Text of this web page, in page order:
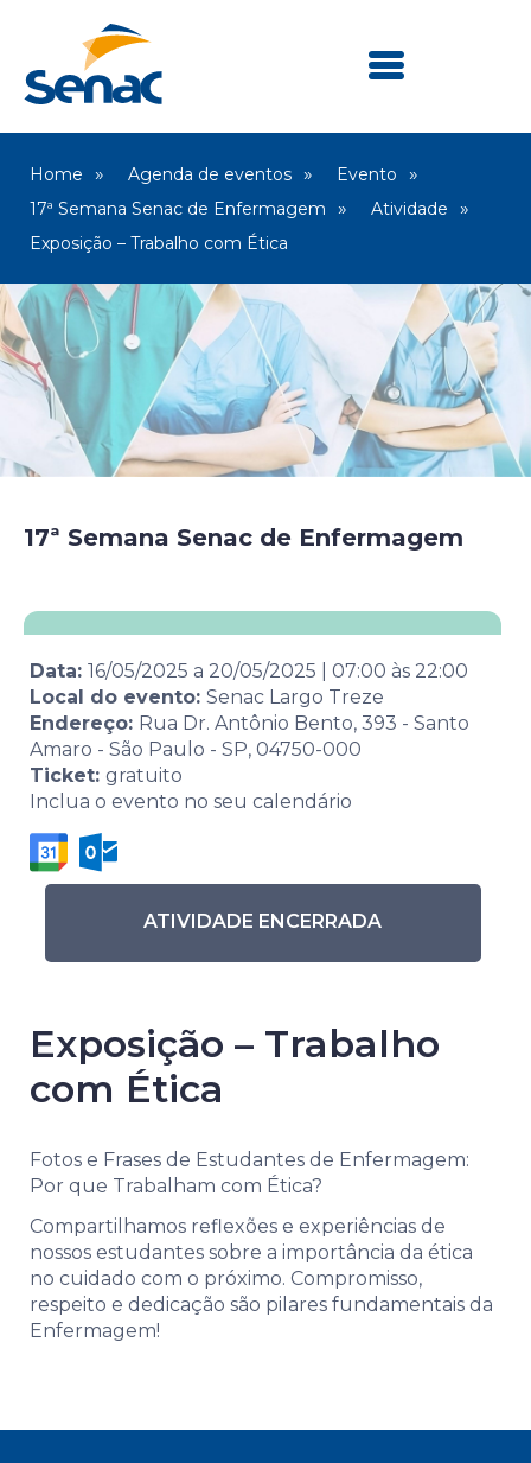
Home Agenda de eventos
Evento
17ª Semana Senac de Enfermagem
Atividade
Exposição – Trabalho com Ética
17ª Semana Senac de Enfermagem
Data: 16/05/2025 a 20/05/2025 07:00 às 22:00
Local do evento: Senac Largo Treze
Endereço: Rua Dr. Antônio Bento, 393 - Santo
Amaro - São Paulo - SP, 04750-000
Ticket: gratuito
Inclua o evento no seu calendário
ATIVIDADE ENCERRADA
Exposição – Trabalho
com Ética
Fotos e Frases de Estudantes de Enfermagem:
Por que Trabalham com Ética?
Compartilhamos reflexões e experiências de
nossos estudantes sobre a importância da ética
no cuidado com o próximo. Compromisso,
respeito e dedicação são pilares fundamentais da
Enfermagem!